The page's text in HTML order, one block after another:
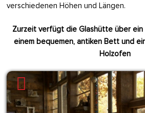
verschiedenen Höhen und Längen.
Zurzeit verfügt die Glashütte über ein
einem bequemen, antiken Bett und
Holzofen